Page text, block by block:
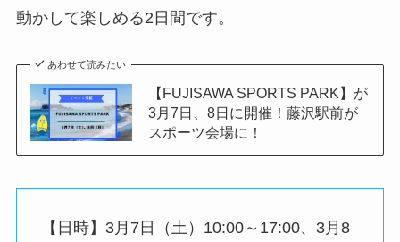
動かして楽しめる2日間です。
あわせて読みたい
【FUJISAWA SPORTS PARK】が
3月7日、8日に開催！藤沢駅前が
スポーツ会場に！
【日時】3月7日（土）10:00～17:00、3月8